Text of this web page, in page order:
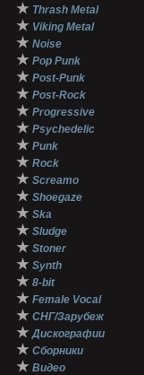
★ Thrash Metal
★ Viking Metal
★ Noise
★ Pop Punk
★ Post-Punk
★ Post-Rock
★ Progressive
★ Psychedelic
★ Punk
★ Rock
★ Screamo
★ Shoegaze
★ Ska
★ Sludge
★ Stoner
★ Synth
★ 8-bit
★ Female Vocal
★ СНГ/Зарубеж
★ Дискографии
★ Сборники
★ Видео